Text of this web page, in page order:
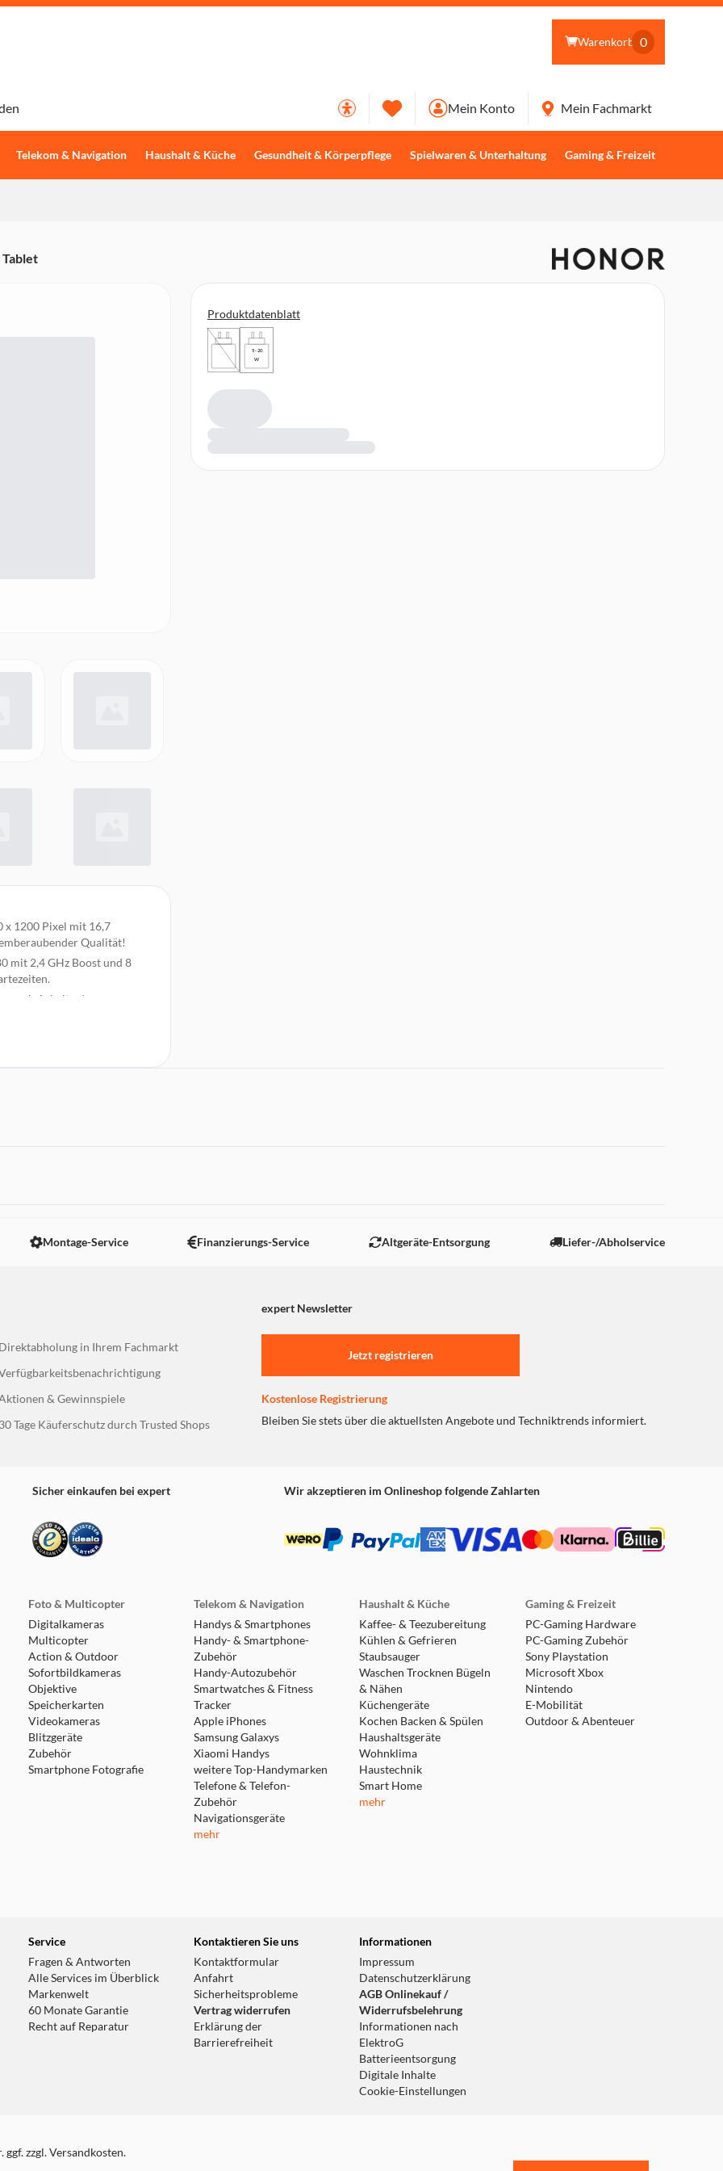
Warenkorb 0
Telekom & Navigation Haushalt & Küche Gesundheit & Körperpflege Spielwaren & Unterhaltung Gaming & Freizeit
Mein Konto Mein Fachmarkt
Tablet
x 1200 Pixel mit 16,7
Qualität!
mit 2,4 GHz Boost und 8
ob Arbeit oder
1 Mikrofon für immersiven
5.1 für blitzschnelle
OS – personalisierbar,
Produktdatenblatt
5 - 20
W
Montage-Service Finanzierungs-Service Altgeräte-Entsorgung Liefer-/Abholservice
expert Newsletter
Direktabholung in Ihrem Fachmarkt
& Gewinnspiele
30 Tage Käuferschutz durch Trusted Shops
Jetzt registrieren
Kostenlose Registrierung
Bleiben Sie stets über die aktuellsten Angebote und Techniktrends informiert.
Sicher einkaufen bei expert Wir akzeptieren im Onlineshop folgende Zahlarten
Foto & Multicopter
Digitalkameras
Multicopter
Action & Outdoor
Sofortbildkameras
Objektive
Speicherkarten
Videokameras
Blitzgeräte
Zubehör
Smartphone Fotografie
Telekom & Navigation
Handys & Smartphones
Handy- & Smartphone-
Zubehör
Handy-Autozubehör
Smartwatches & Fitness
Tracker
Apple iPhones
Samsung Galaxys
Xiaomi Handys
weitere Top-Handymarken
Telefone & Telefon-
Zubehör
Navigationsgeräte
mehr
Haushalt & Küche
Kaffee- & Teezubereitung
Kühlen & Gefrieren
Staubsauger
Waschen Trocknen Bügeln
& Nähen
Küchengeräte
Kochen Backen & Spülen
Haushaltsgeräte
Wohnklima
Haustechnik
Smart Home
mehr
Gaming & Freizeit
PC-Gaming Hardware
PC-Gaming Zubehör
Sony Playstation
Microsoft Xbox
Nintendo
E-Mobilität
Outdoor & Abenteuer
Service
Fragen & Antworten
Alle Services im Überblick
Markenwelt
60 Monate Garantie
Recht auf Reparatur
Kontaktieren Sie uns
Kontaktformular
Anfahrt
Sicherheitsprobleme
Vertrag widerrufen
Erklärung der
Barrierefreiheit
Informationen
Impressum
Datenschutzerklärung
AGB Onlinekauf /
Widerrufsbelehrung
Informationen nach
ElektroG
Batterieentsorgung
Digitale Inhalte
Cookie-Einstellungen
zzgl. Versandkosten.